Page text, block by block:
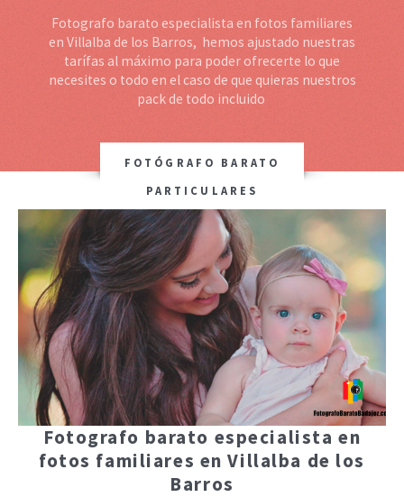
Fotografo barato especialista en fotos familiares
en Villalba de los Barros, hemos ajustado nuestras
tarífas al máximo para poder ofrecerte lo que
necesites o todo en el caso de que quieras nuestros
pack de todo incluido
FOTÓGRAFO BARATO
PARTICULARES
Fotografo barato especialista en
fotos familiares en Villalba de los
Barros